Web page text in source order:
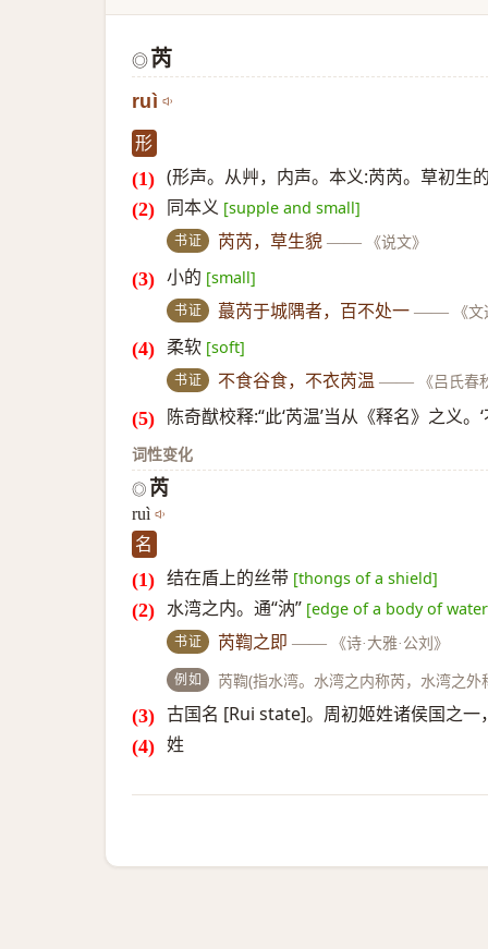
◎芮
ruì
形
(形声。从艸，内声。本义:芮芮。草初生
同本义 [supple and small]
书证 芮芮，草生貌 —— 《说文》
小的 [small]
书证 蕞芮于城隅者，百不处一 —— 《
柔软 [soft]
书证 不食谷食，不衣芮温 —— 《吕氏春
陈奇猷校释:“此‘芮温’当从《释名》之义
词性变化
◎ 芮
ruì
名
结在盾上的丝带 [thongs of a shield]
水湾之内。通“汭” [edge of a body of
书证 芮鞫之即 —— 《诗·大雅·公刘》
例如 芮鞫(指水湾。水湾之内称芮，水湾之外
古国名 [Rui state]。周初姬姓诸侯国之一
姓